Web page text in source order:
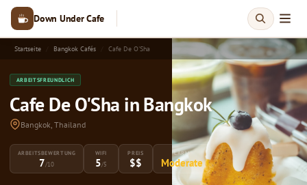
Down Under Cafe
Startseite Bangkok Cafés Cafe De O'Sha
ARBEITSFREUNDLICH
Cafe De O'Sha in Bangkok
Bangkok, Thailand
ARBEITSBEWERTUNG
7/10
WIFI
5/5
PREIS
$$
LÄRM
Moderate